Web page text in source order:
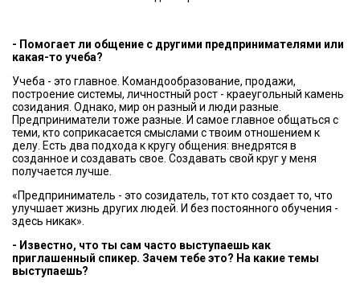
- Помогает ли общение с другими предпринимателями или
какая-то учеба?
Учеба - это главное. Командообразование, продажи,
построение системы, личностный рост - краеугольный камень
созидания. Однако, мир он разный и люди разные.
Предприниматели тоже разные. И самое главное общаться с
теми, кто соприкасается смыслами с твоим отношением к
делу. Есть два подхода к кругу общения: внедрятся в
созданное и создавать свое. Создавать свой круг у меня
получается лучше.
«Предприниматель - это созидатель, тот кто создает то, что
улучшает жизнь других людей. И без постоянного обучения -
здесь никак».
- Известно, что ты сам часто выступаешь как
приглашенный спикер. Зачем тебе это? На какие темы
выступаешь?